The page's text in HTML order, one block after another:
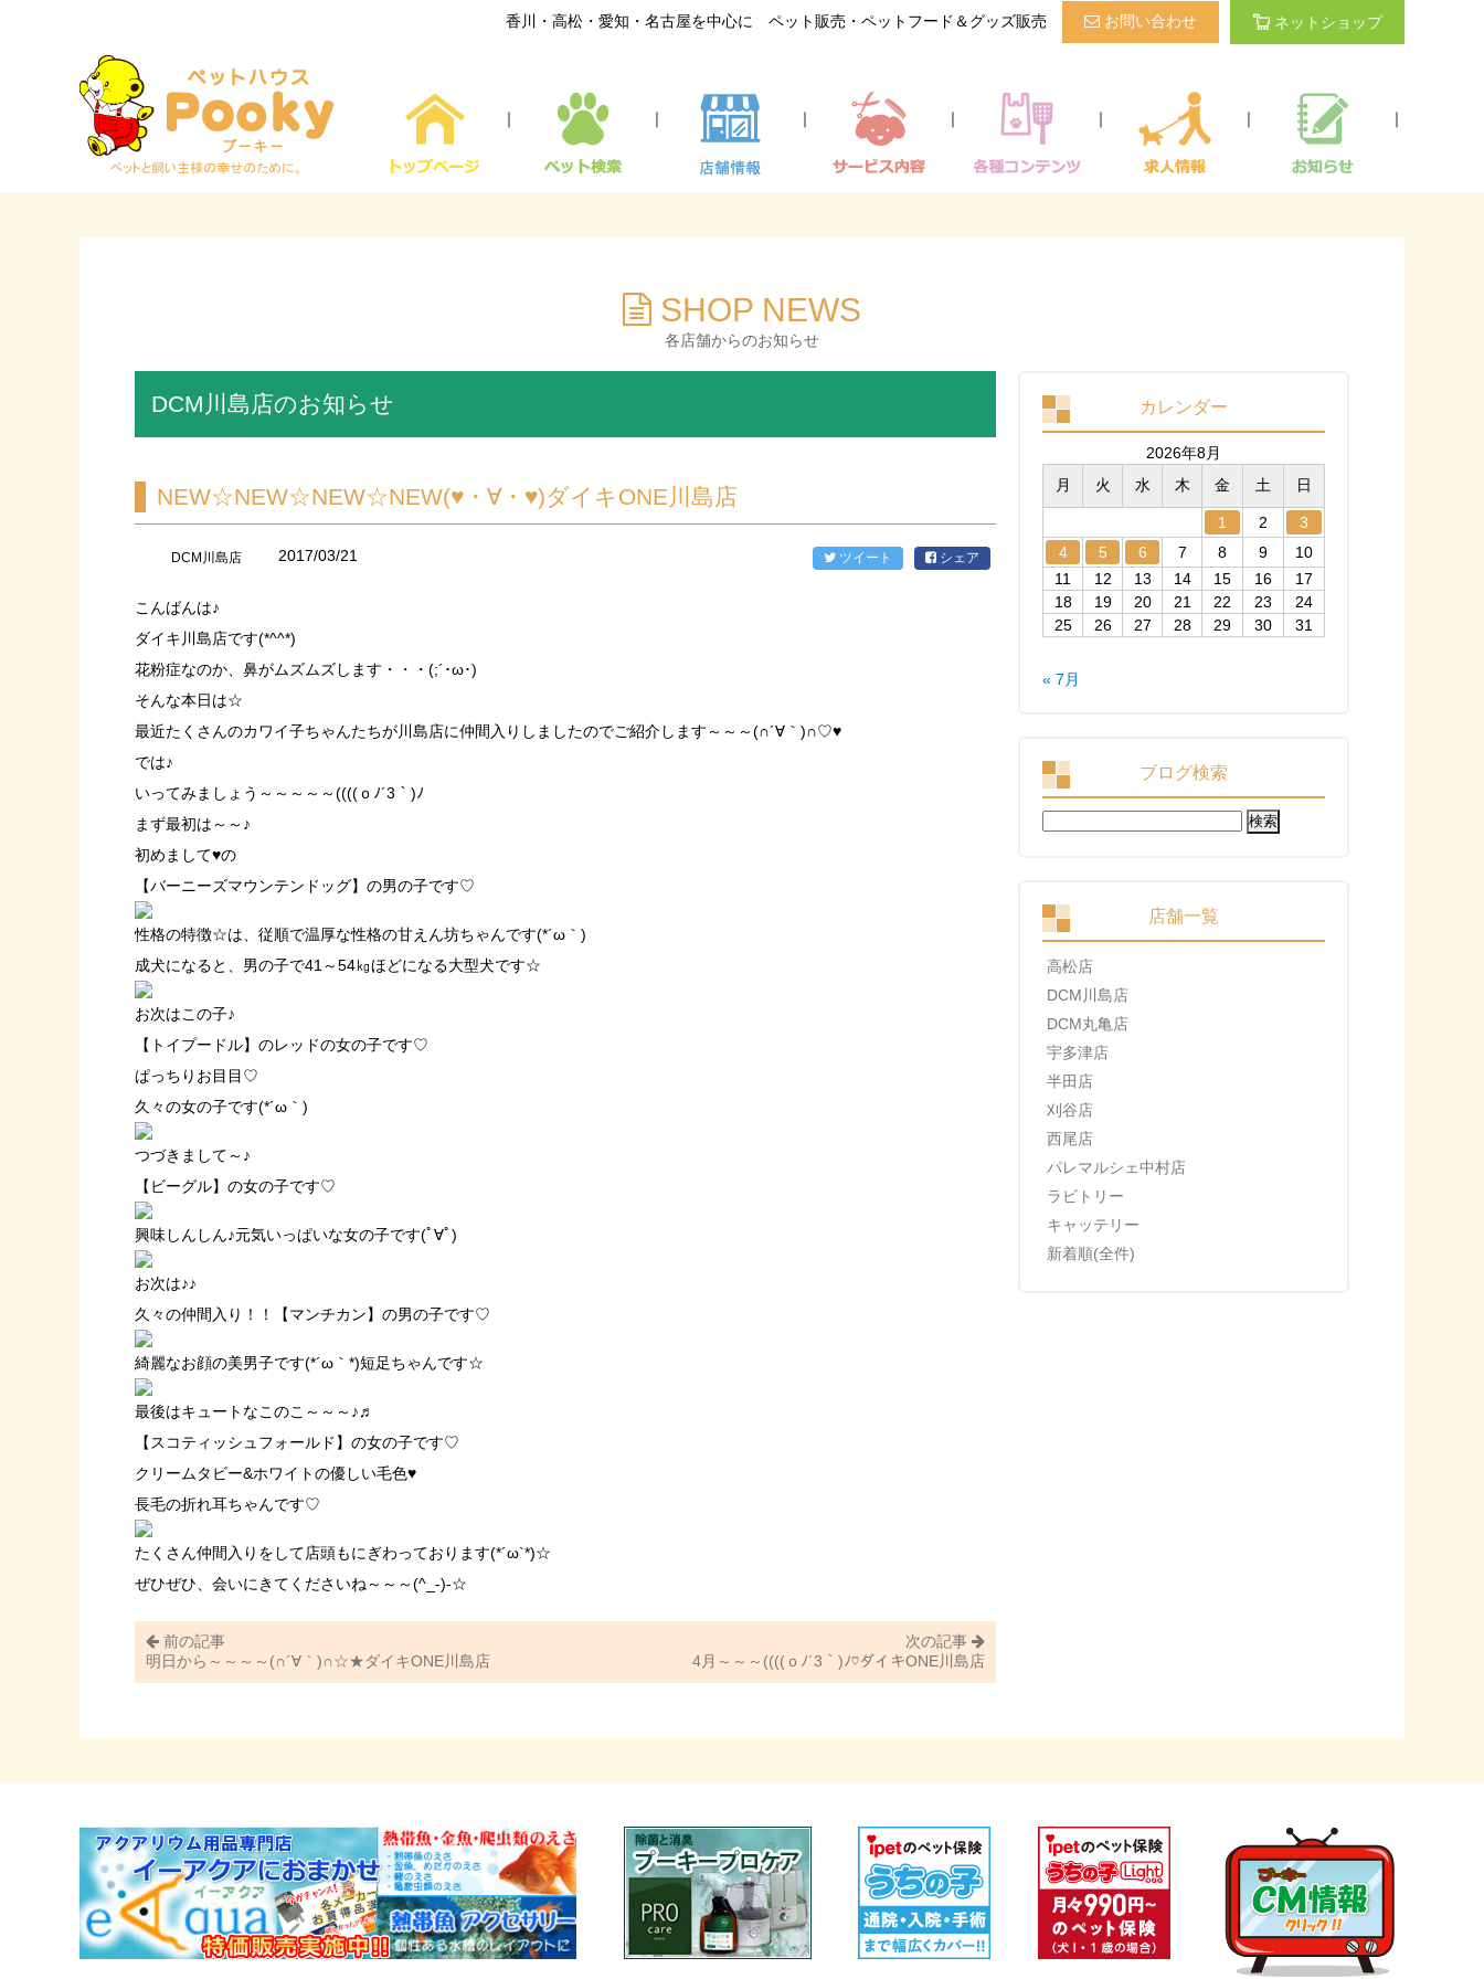
香川・高松・愛知・名古屋を中心に ペット販売・ペットフード＆グッズ販売 お問い合わせ ネットショップ
｜ ｜ ｜ ｜ ｜ ｜ ｜
SHOP NEWS
各店舗からのお知らせ
DCM川島店のお知らせ
NEW☆NEW☆NEW☆NEW(♥・∀・♥)ダイキONE川島店
DCM川島店 2017/03/21 ツイート シェア
こんばんは♪
ダイキ川島店です(*^^*)
花粉症なのか、鼻がムズムズします・・・(;´･ω･)
そんな本日は☆
最近たくさんのカワイ子ちゃんたちが川島店に仲間入りしましたのでご紹介します～～～(∩´∀｀)∩♡♥
では♪
いってみましょう～～～～～((((ｏﾉ´3｀)ﾉ
まず最初は～～♪
初めまして♥の
【バーニーズマウンテンドッグ】の男の子です♡
性格の特徴☆は、従順で温厚な性格の甘えん坊ちゃんです(*´ω｀)
成犬になると、男の子で41～54㎏ほどになる大型犬です☆
お次はこの子♪
【トイプードル】のレッドの女の子です♡
ぱっちりお目目♡
久々の女の子です(*´ω｀)
つづきまして～♪
【ビーグル】の女の子です♡
興味しんしん♪元気いっぱいな女の子です(ﾟ∀ﾟ)
お次は♪♪
久々の仲間入り！！【マンチカン】の男の子です♡
綺麗なお顔の美男子です(*´ω｀*)短足ちゃんです☆
最後はキュートなこのこ～～～♪♬
【スコティッシュフォールド】の女の子です♡
クリームタビー&ホワイトの優しい毛色♥
長毛の折れ耳ちゃんです♡
たくさん仲間入りをして店頭もにぎわっております(*´ω`*)☆
ぜひぜひ、会いにきてくださいね～～～(^_-)-☆
前の記事
明日から～～～～(∩´∀｀)∩☆★ダイキONE川島店
次の記事
4月～～～((((ｏﾉ´3｀)ﾉ♡ダイキONE川島店
カレンダー
2026年8月
月
火 水 木 金 土 日
1 2
3
4
5 6 7 8 9
10
11
12 13 14 15 16
17
18
19 20 21 22 23
24
25
26 27 28 29 30 31
« 7月
ブログ検索
検
索:
店舗一覧
高松店
DCM川島店
DCM丸亀店
宇多津店
半田店
刈谷店
西尾店
パレマルシェ中村店
ラビトリー
キャッテリー
新着順(全件)